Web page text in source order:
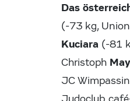
Das
(-73 kg,
Kuciara (-81
Christoph
JC